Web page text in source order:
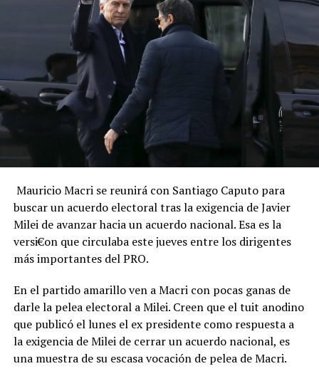
Mauricio Macri se reunirá con Santiago Caputo para
buscar un acuerdo electoral tras la exigencia de Javier
Milei de avanzar hacia un acuerdo nacional. Esa es la
versi€on que circulaba este jueves entre los dirigentes
más importantes del PRO.
En el partido amarillo ven a Macri con pocas ganas de
darle la pelea electoral a Milei. Creen que el tuit anodino
que publicó el lunes el ex presidente como respuesta a
la exigencia de Milei de cerrar un acuerdo nacional, es
una muestra de su escasa vocación de pelea de Macri.